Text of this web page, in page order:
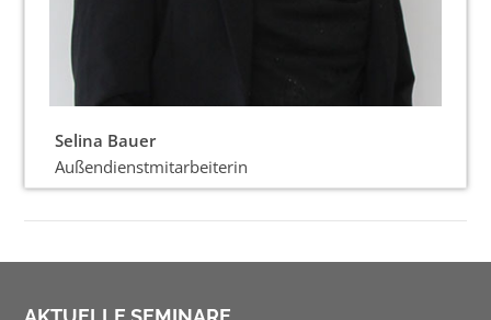
Selina Bauer
Außendienstmitarbeiterin